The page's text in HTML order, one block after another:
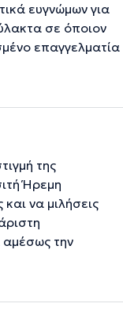
ευγνώμων για
σε όποιον
επαγγελματία
της
Ήρεμη
να μιλήσεις
αμέσως την